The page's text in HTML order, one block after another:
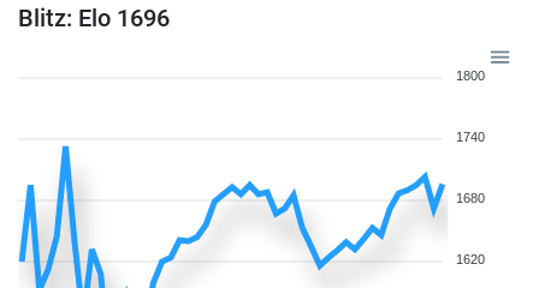
Blitz: Elo 1696
1800
1740
1680
1620